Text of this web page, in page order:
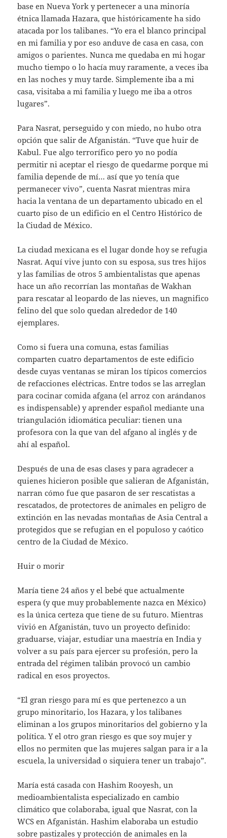
base en Nueva York y pertenecer a una minoría
étnica llamada Hazara, que históricamente ha sido
atacada por los talibanes. “Yo era el blanco principal
en mi familia y por eso anduve de casa en casa, con
amigos o parientes. Nunca me quedaba en mi hogar
mucho tiempo o lo hacía muy raramente, a veces iba
en las noches y muy tarde. Simplemente iba a mi
casa, visitaba a mi familia y luego me iba a otros
lugares”.
Para Nasrat, perseguido y con miedo, no hubo otra
opción que salir de Afganistán. “Tuve que huir de
Kabul. Fue algo terrorífico pero yo no podía
permitir ni aceptar el riesgo de quedarme porque mi
familia depende de mí… así que yo tenía que
permanecer vivo”, cuenta Nasrat mientras mira
hacia la ventana de un departamento ubicado en el
cuarto piso de un edificio en el Centro Histórico de
la Ciudad de México.
La ciudad mexicana es el lugar donde hoy se refugia
Nasrat. Aquí vive junto con su esposa, sus tres hijos
y las familias de otros 5 ambientalistas que apenas
hace un año recorrían las montañas de Wakhan
para rescatar al leopardo de las nieves, un magnifico
felino del que solo quedan alrededor de 140
ejemplares.
Como si fuera una comuna, estas familias
comparten cuatro departamentos de este edificio
desde cuyas ventanas se miran los típicos comercios
de refacciones eléctricas. Entre todos se las arreglan
para cocinar comida afgana (el arroz con arándanos
es indispensable) y aprender español mediante una
triangulación idiomática peculiar: tienen una
profesora con la que van del afgano al inglés y de
ahí al español.
Después de una de esas clases y para agradecer a
quienes hicieron posible que salieran de Afganistán,
narran cómo fue que pasaron de ser rescatistas a
rescatados, de protectores de animales en peligro de
extinción en las nevadas montañas de Asia Central a
protegidos que se refugian en el populoso y caótico
centro de la Ciudad de México.
Huir o morir
María tiene 24 años y el bebé que actualmente
espera (y que muy probablemente nazca en México)
es la única certeza que tiene de su futuro. Mientras
vivió en Afganistán, tuvo un proyecto definido:
graduarse, viajar, estudiar una maestría en India y
volver a su país para ejercer su profesión, pero la
entrada del régimen talibán provocó un cambio
radical en esos proyectos.
“El gran riesgo para mí es que pertenezco a un
grupo minoritario, los Hazara, y los talibanes
eliminan a los grupos minoritarios del gobierno y la
política. Y el otro gran riesgo es que soy mujer y
ellos no permiten que las mujeres salgan para ir a la
escuela, la universidad o siquiera tener un trabajo”.
María está casada con Hashim Rooyesh, un
medioambientalista especializado en cambio
climático que colaboraba, igual que Nasrat, con la
WCS en Afganistán. Hashim elaboraba un estudio
sobre pastizales y protección de animales en la